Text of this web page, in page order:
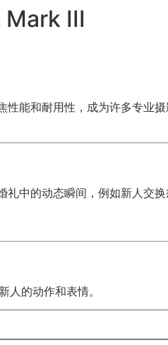
Mark III
能和耐用性，成为许多专业
中的动态瞬间，例如新人交换
人的动作和表情。